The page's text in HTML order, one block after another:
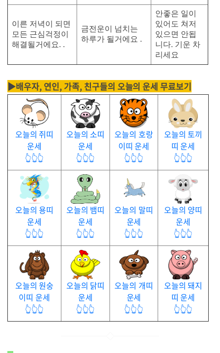
이른 저녁이 되면
모든 근심걱정이
해결될거에요. .
금전운이 넘치는
하루가 될거에요 .
안좋은 일이
있어도 쳐저
있으면 안됩
니다. 기운 차
리세요
▶배우자, 연인, 가족, 친구들의 오늘의 운세 무료보기
오늘의 쥐띠
운세
👆👆👆
오늘의 소띠
운세
👆👆👆
오늘의 호랑
이띠 운세
👆👆👆
오늘의 토끼
띠 운세
👆👆👆
오늘의 용띠
운세
👆👆👆
오늘의 뱀띠
운세
👆👆👆
오늘의 말띠
운세
👆👆👆
오늘의 양띠
운세
👆👆👆
오늘의 원숭
이띠 운세
👆👆👆
오늘의 닭띠
운세
👆👆👆
오늘의 개띠
운세
👆👆👆
오늘의 돼지
띠 운세
👆👆👆